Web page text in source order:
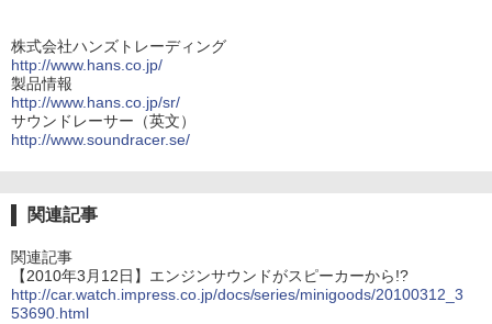
株式会社ハンズトレーディング
http://www.hans.co.jp/
製品情報
http://www.hans.co.jp/sr/
サウンドレーサー（英文）
http://www.soundracer.se/
関連記事
関連記事
【2010年3月12日】エンジンサウンドがスピーカーから!?
http://car.watch.impress.co.jp/docs/series/minigoods/20100312_3
53690.html